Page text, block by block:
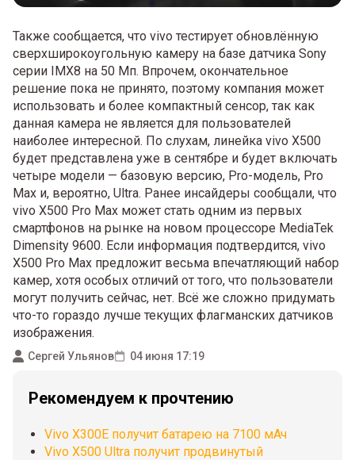
Также сообщается, что vivo тестирует обновлённую
сверхширокоугольную камеру на базе датчика Sony
серии IMX8 на 50 Мп. Впрочем, окончательное
решение пока не принято, поэтому компания может
использовать и более компактный сенсор, так как
данная камера не является для пользователей
наиболее интересной. По слухам, линейка vivo X500
будет представлена уже в сентябре и будет включать
четыре модели — базовую версию, Pro-модель, Pro
Max и, вероятно, Ultra. Ранее инсайдеры сообщали, что
vivo X500 Pro Max может стать одним из первых
смартфонов на рынке на новом процессоре MediaTek
Dimensity 9600. Если информация подтвердится, vivo
X500 Pro Max предложит весьма впечатляющий набор
камер, хотя особых отличий от того, что пользователи
могут получить сейчас, нет. Всё же сложно придумать
что-то гораздо лучше текущих флагманских датчиков
изображения.
Сергей Ульянов 04 июня 17:19
Рекомендуем к прочтению
Vivo X300E получит батарею на 7100 мАч
Vivo X500 Ultra получит продвинутый